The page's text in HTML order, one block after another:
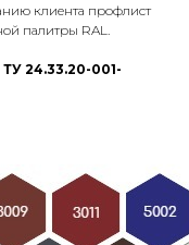
клиента профлист
палитры RAL.
24.33.20-001-